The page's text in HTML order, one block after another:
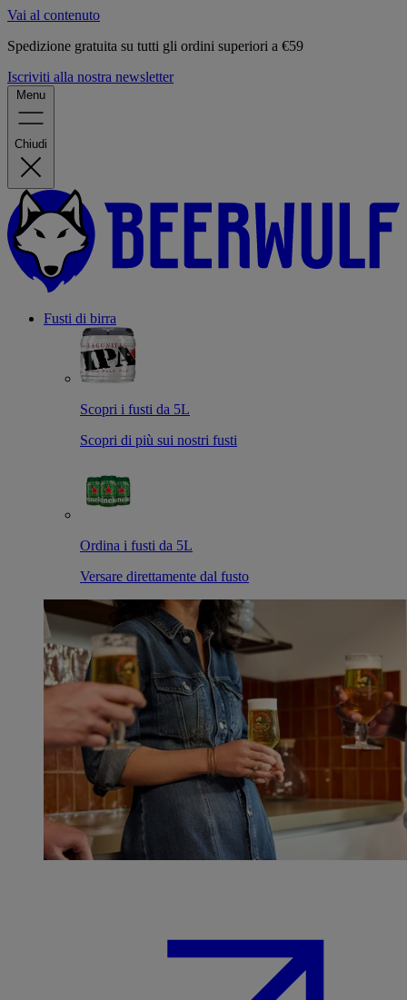
Vai al contenuto
Spedizione gratuita su tutti gli ordini superiori a €59
Iscriviti alla nostra newsletter
Menu
Chiudi
Fusti di birra
Scopri i fusti da 5L
Scopri di più sui nostri fusti
Ordina i fusti da 5L
Versare direttamente dal fusto